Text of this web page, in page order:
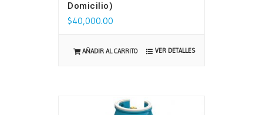
Domicilio)
$40,000.00
AÑADIR AL CARRITO VER DETALLES